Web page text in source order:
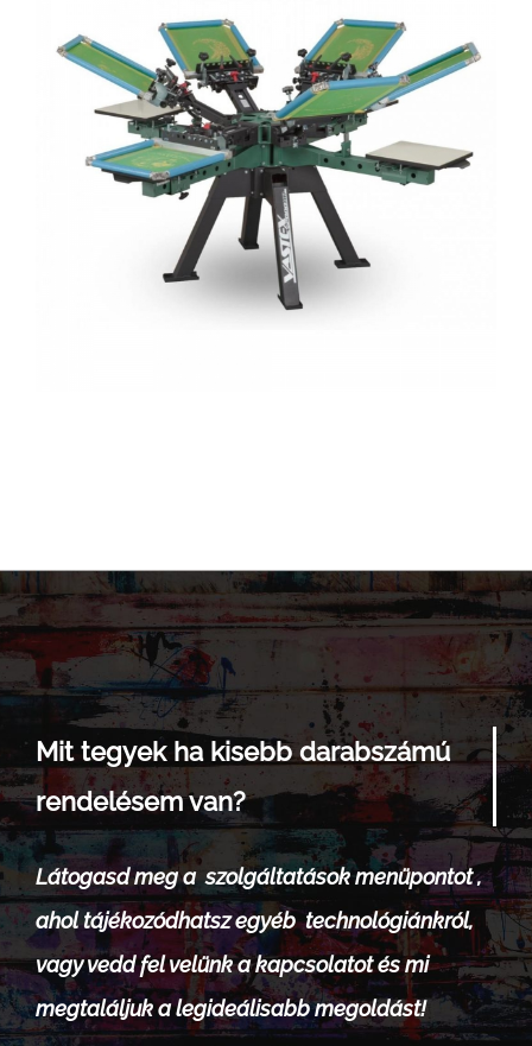
Mit tegyek ha kisebb darabszámú
rendelésem van?
Látogasd meg a szolgáltatások menüpontot ,
ahol tájékozódhatsz egyéb technológiánkról,
vagy vedd fel velünk a kapcsolatot és mi
megtaláljuk a legideálisabb megoldást!